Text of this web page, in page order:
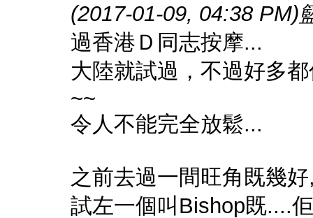
(2017-01-09, 04:38 PM)
過香港Ｄ同志按摩...
大陸就試過，不過好多
~~
令人不能完全放鬆...
之前去過一間旺角既幾
試左一個叫Bishop既....佢